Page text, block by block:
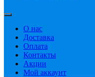
О нас
Доставка
Оплата
Контакты
Акции
Мой аккаунт